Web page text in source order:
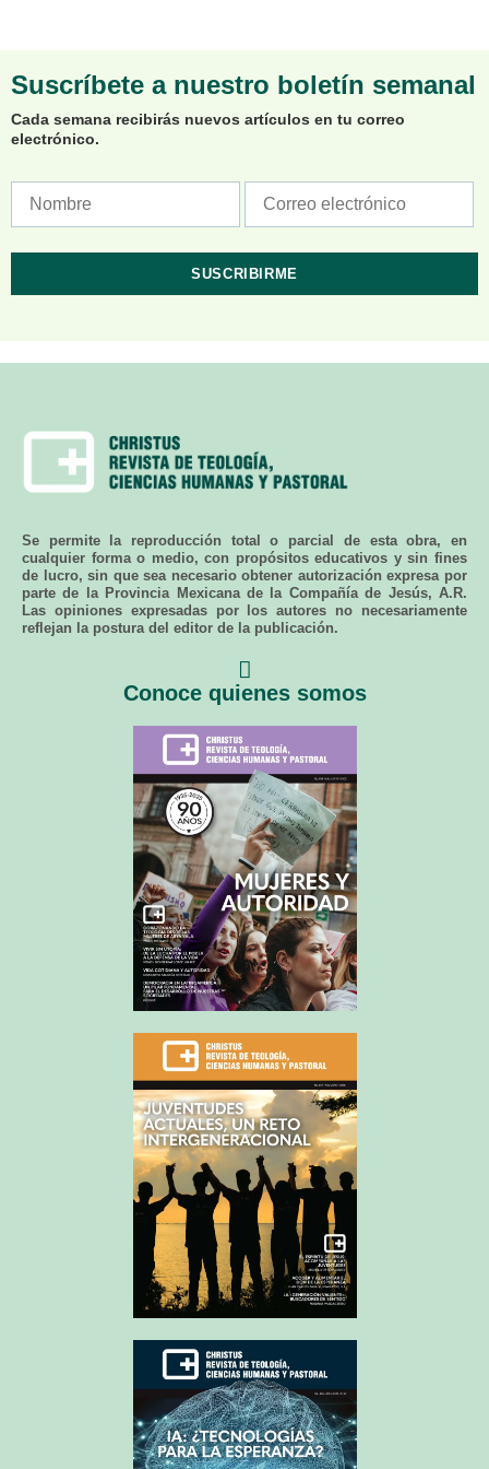
Suscríbete a nuestro boletín semanal
Cada semana recibirás nuevos artículos en tu correo
electrónico.
Se permite la reproducción total o parcial de esta obra, en
cualquier forma o medio, con propósitos educativos y sin fines
de lucro, sin que sea necesario obtener autorización expresa por
parte de la Provincia Mexicana de la Compañía de Jesús, A.R.
Las opiniones expresadas por los autores no necesariamente
reflejan la postura del editor de la publicación.
Conoce quienes somos